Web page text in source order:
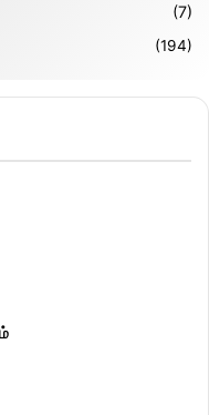
(7)
(194)